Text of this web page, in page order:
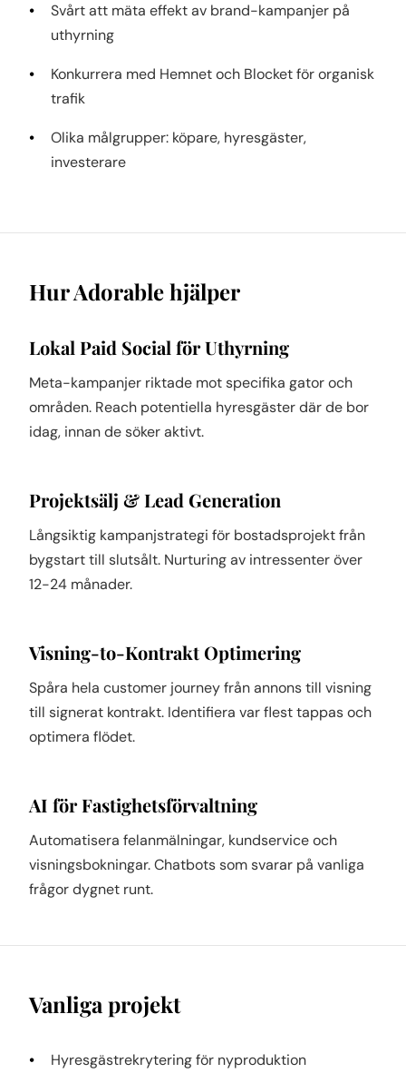
Svårt att mäta effekt av brand-kampanjer på
uthyrning
Konkurrera med Hemnet och Blocket för organisk
trafik
Olika målgrupper: köpare, hyresgäster,
investerare
Hur Adorable hjälper
Lokal Paid Social för Uthyrning
Meta-kampanjer riktade mot specifika gator och
områden. Reach potentiella hyresgäster där de bor
idag, innan de söker aktivt.
Projektsälj & Lead Generation
Långsiktig kampanjstrategi för bostadsprojekt från
bygstart till slutsålt. Nurturing av intressenter över
12-24 månader.
Visning-to-Kontrakt Optimering
Spåra hela customer journey från annons till visning
till signerat kontrakt. Identifiera var flest tappas och
optimera flödet.
AI för Fastighetsförvaltning
Automatisera felanmälningar, kundservice och
visningsbokningar. Chatbots som svarar på vanliga
frågor dygnet runt.
Vanliga projekt
Hyresgästrekrytering för nyproduktion